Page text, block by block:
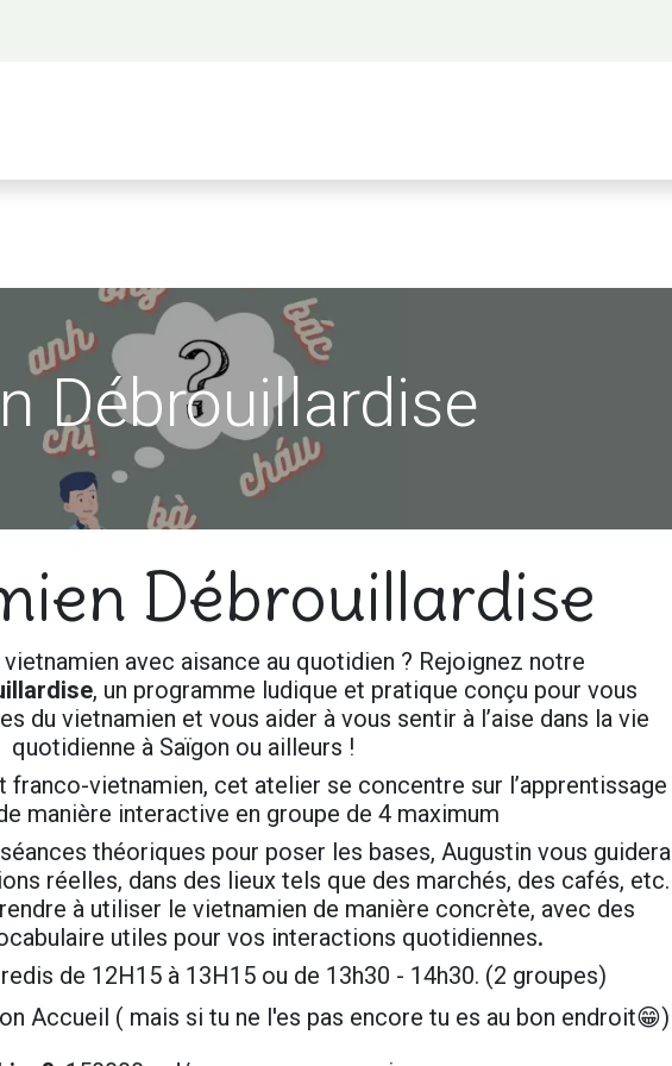
Débrouillardise
Débrouillardise
avec aisance au quotidien ? Rejoignez notre
, un programme ludique et pratique conçu pour vous
du vietnamien et vous aider à vous sentir à l’aise dans la vie
quotidienne à Saïgon ou ailleurs !
franco-vietnamien, cet atelier se concentre sur l’apprentissage
manière interactive en groupe de 4 maximum
théoriques pour poser les bases, Augustin vous guidera
réelles, dans des lieux tels que des marchés, des cafés, etc.
à utiliser le vietnamien de manière concrète, avec des
utiles pour vos interactions quotidiennes.
de 12H15 à 13H15 ou de 13h30 - 14h30. (2 groupes)
Accueil ( mais si tu ne l'es pas encore tu es au bon endroit😁)